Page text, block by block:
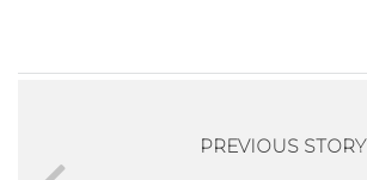
PREVIOUS STORY